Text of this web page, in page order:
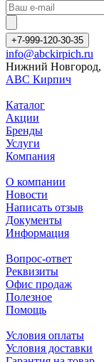
+7-999-120-30-35
info@abckirpich.ru
Нижний Новгород,
АВС Кирпич
Каталог
Акции
Бренды
Услуги
Компания
О компании
Новости
Написать отзыв
Документы
Информация
Вопрос-ответ
Реквизиты
Офис продаж
Полезное
Помощь
Условия оплаты
Условия доставки